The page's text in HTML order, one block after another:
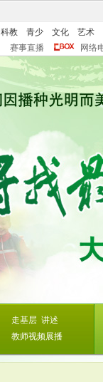
科教 青少 文化
艺术
赛事直播 网络
走基层 讲述
教师视频展播